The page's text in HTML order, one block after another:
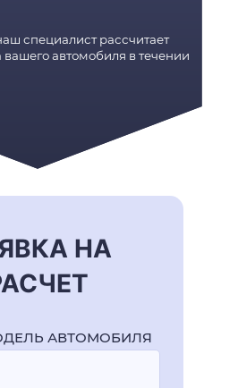
специалист рассчитает
автомобиля в течении
НА
АВТОМОБИЛЯ